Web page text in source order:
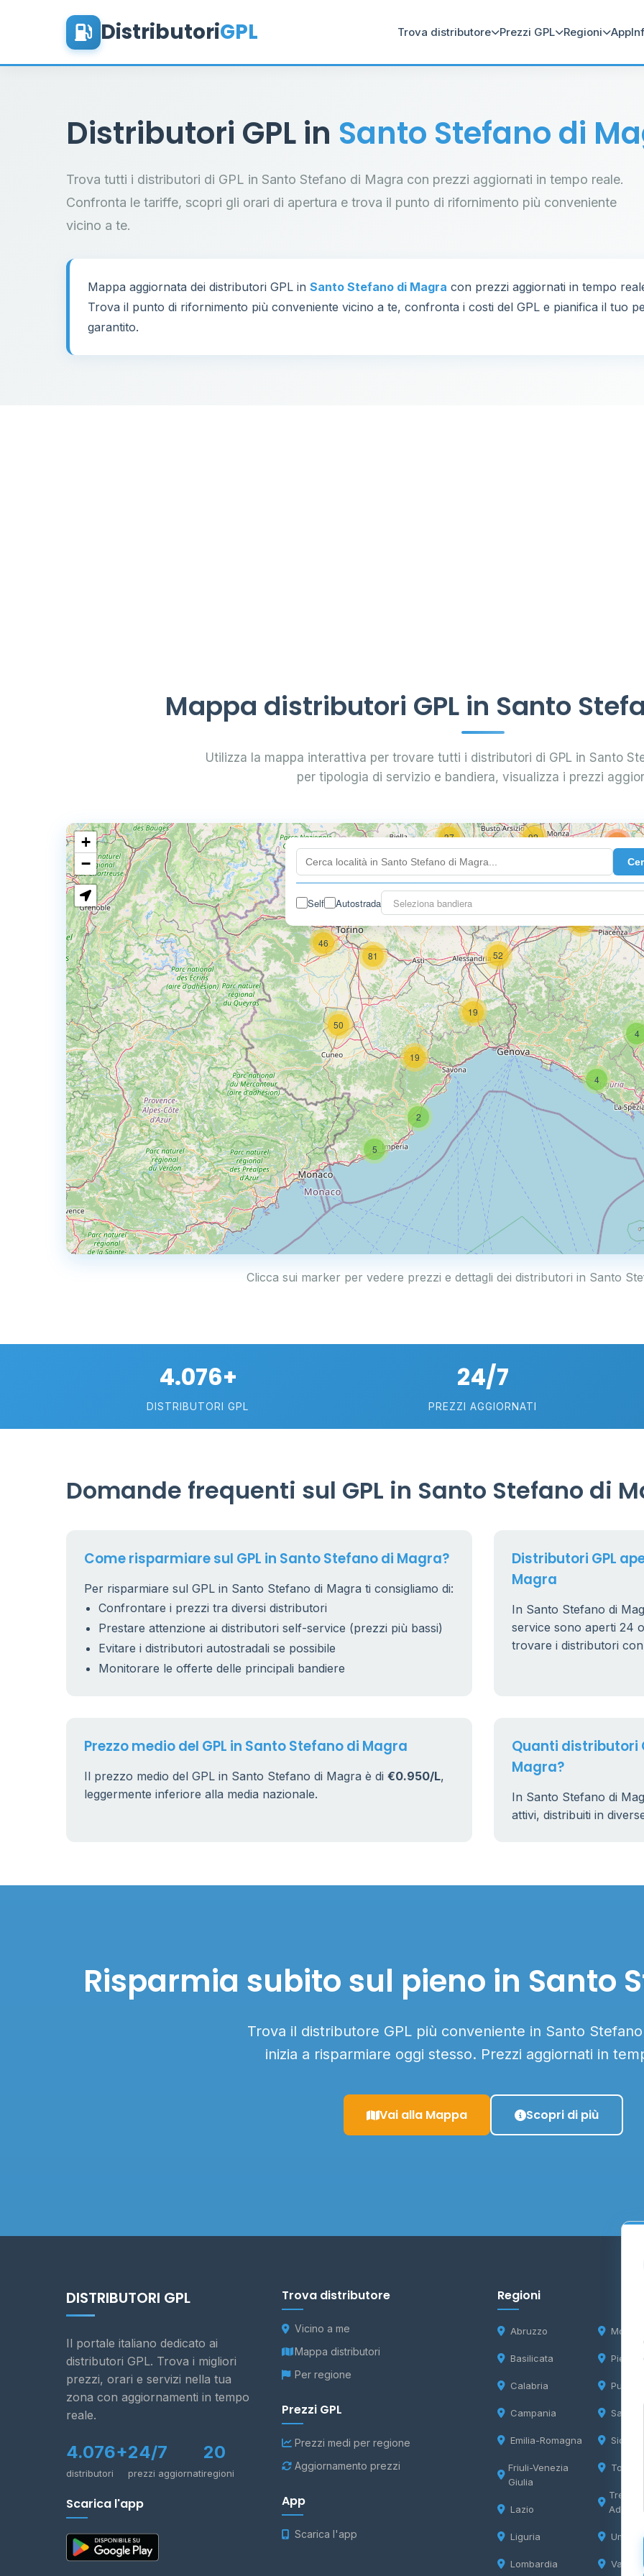
DistributoriGPL Trova distributore Prezzi GPL Regioni App
Distributori GPL in Santo Stefano di
Trova tutti i distributori di GPL in Santo Stefano di Magra con prezzi aggiornati in tempo reale.
Confronta le tariffe, scopri gli orari di apertura e trova il punto di rifornimento più conveniente
vicino a te.
Mappa aggiornata dei distributori GPL in Santo Stefano di Magra con prezzi aggiornati in tempo
Trova il punto di rifornimento più conveniente vicino a te, confronta i costi del GPL e pianifica il tuo
garantito.
Mappa distributori GPL in Santo
Utilizza la mappa interattiva per trovare tutti i distributori di GPL in Santo
per tipologia di servizio e bandiera, visualizza i prezzi
Self Autostrada Seleziona bandiera
34
37
2
46
5
50
4
29
19
52
19
81
4
4
92
+
−
Clicca sui marker per vedere prezzi e dettagli dei distributori in Santo
4.076+
DISTRIBUTORI GPL
24/7
PREZZI AGGIORNATI
Domande frequenti sul GPL in Santo Stefano di
Come risparmiare sul GPL in Santo Stefano di Magra?
Per risparmiare sul GPL in Santo Stefano di Magra ti consigliamo di:
Confrontare i prezzi tra diversi distributori
Prestare attenzione ai distributori self-service (prezzi più bassi)
Evitare i distributori autostradali se possibile
Monitorare le offerte delle principali bandiere
Distributori GPL
Magra
In Santo Stefano di
service sono aperti 24
trovare i distributori
Prezzo medio del GPL in Santo Stefano di Magra
Il prezzo medio del GPL in Santo Stefano di Magra è di €0.950/L,
leggermente inferiore alla media nazionale.
Quanti distributori
Magra?
In Santo Stefano di
attivi, distribuiti in
Risparmia subito sul pieno in Santo
Trova il distributore GPL più conveniente in Santo
inizia a risparmiare oggi stesso. Prezzi aggiornati in
Vai alla Mappa Scopri di più
DISTRIBUTORI GPL
Il portale italiano dedicato ai
distributori GPL. Trova i migliori
prezzi, orari e servizi nella tua
zona con aggiornamenti in tempo
reale.
4.076+
distributori
24/7
prezzi aggiornati
20
regioni
Scarica l'app
Trova distributore
Vicino a me
Mappa distributori
Per regione
Prezzi GPL
Prezzi medi per regione
Aggiornamento prezzi
App
Scarica l'app
Regioni
Abruzzo
Basilicata
Calabria
Campania
Emilia-Romagna
Friuli-Venezia
Giulia
Lazio
Liguria
Lombardia
Molise
Puglia
Sicilia
Toscana
Adige
Umbria
Valle